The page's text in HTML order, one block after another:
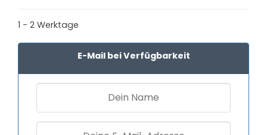
1 - 2 Werktage
E-Mail bei Verfügbarkeit